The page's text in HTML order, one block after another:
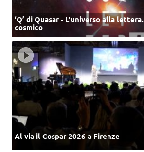
‘Q’ di Quasar - L'universo alla
cosmico
Al via il Cospar 2026 a Firenze